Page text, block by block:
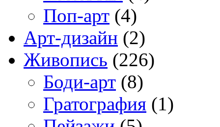
Поп-арт (4)
Арт-дизайн (2)
Живопись (226)
Боди-арт (8)
Гратография (1)